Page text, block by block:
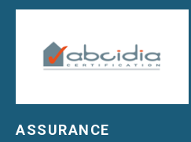
ASSURANCE